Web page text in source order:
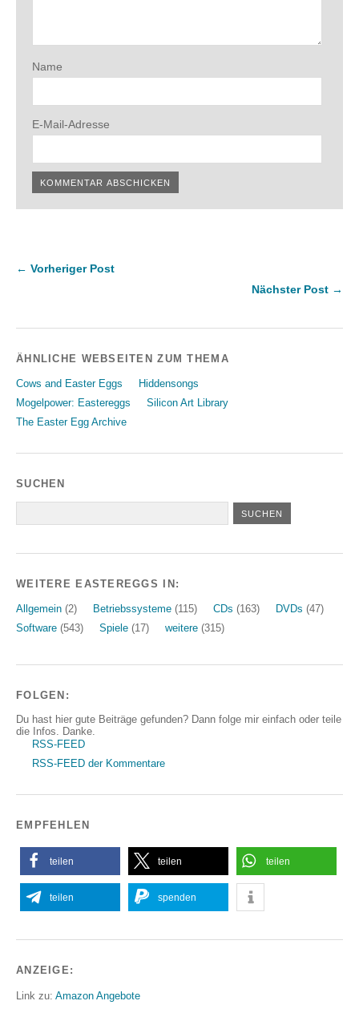
Name
E-Mail-Adresse
← Vorheriger Post
Nächster Post →
ÄHNLICHE WEBSEITEN ZUM THEMA
Cows and Easter Eggs
Hiddensongs
Mogelpower: Eastereggs
Silicon Art Library
The Easter Egg Archive
SUCHEN
WEITERE EASTEREGGS IN:
Allgemein (2) Betriebssysteme (115) CDs (163) DVDs (47)
Software (543) Spiele (17) weitere (315)
FOLGEN:
Du hast hier gute Beiträge gefunden? Dann folge mir einfach oder teile
die Infos. Danke.
RSS-FEED
RSS-FEED der Kommentare
EMPFEHLEN
teilen teilen teilen
teilen spenden
ANZEIGE:
Link zu: Amazon Angebote